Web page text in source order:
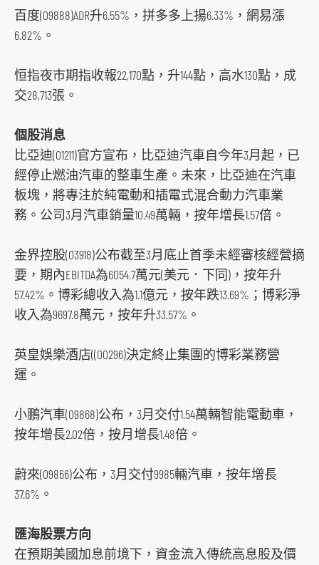
百度(09888)ADR升6.55%，拼多多上揚6.33%，網易漲
6.82%。
恒指夜市期指收報22,170點，升144點，高水130點，成
交28,713張。
個股消息
比亞迪(01211)官方宣布，比亞迪汽車自今年3月起，已
經停止燃油汽車的整車生產。未來，比亞迪在汽車
板塊，將專注於純電動和插電式混合動力汽車業
務。公司3月汽車銷量10.49萬輛，按年增長1.57倍。
金界控股(03918)公布截至3月底止首季未經審核經營摘
要，期內EBITDA為6054.7萬元(美元．下同)，按年升
57.42%。博彩總收入為1.1億元，按年跌13.69%；博彩淨
收入為9697.8萬元，按年升33.57%。
英皇娛樂酒店((00296)決定終止集團的博彩業務營
運。
小鵬汽車(09868)公布，3月交付1.54萬輛智能電動車，
按年增長2.02倍，按月增長1.48倍。
蔚來(09866)公布，3月交付9985輛汽車，按年增長
37.6%。
匯海股票方向
在預期美國加息前境下，資金流入傳統高息股及價